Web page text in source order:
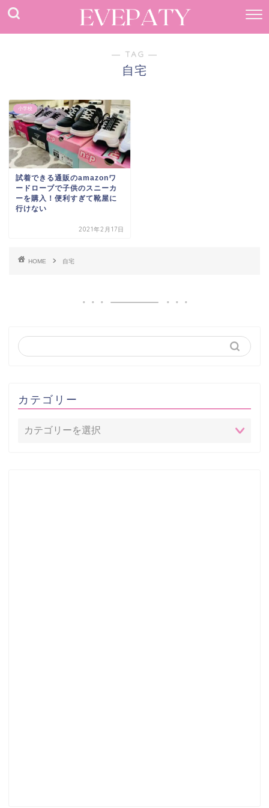
― TAG ―
自宅
小学校
試着できる通販のamazonワ
ードローブで子供のスニーカ
ーを購入！便利すぎて靴屋に
行けない
2021年2月17日
HOME 自宅
カテゴリー